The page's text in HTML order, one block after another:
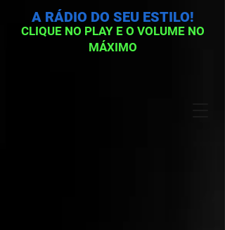
CLIQUE NO PLAY E O VOLUME NO
MÁXIMO
A RÁDIO DO SEU ESTILO!